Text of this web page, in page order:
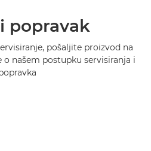
popravak
pošaljite proizvod na
o našem postupku servisiranja i